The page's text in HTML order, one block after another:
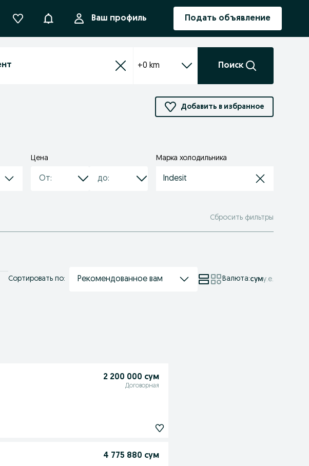
УведомленияВаш профиль Подать объявление
+0 km Поиск
Добавить в избранное
Цена Марка холодильника
Indesit
Сбросить фильтры
Сортировать по: Рекомендованное вам Валюта:суму.е.
2 200 000 сум
Договорная
4 775 880 сум